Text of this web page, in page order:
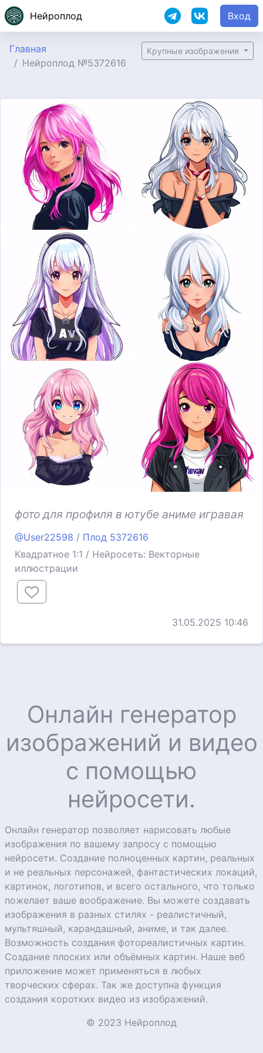
Нейроплод Вход
Главная
Нейроплод №5372616
Крупные изображения
фото для профиля в ютубе аниме игравая
@User22598 / Плод 5372616
Квадратное 1:1 / Нейросеть: Векторные
иллюстрации
31.05.2025 10:46
Онлайн генератор
изображений и видео
с помощью
нейросети.
Онлайн генератор позволяет нарисовать любые
изображения по вашему запросу с помощью
нейросети. Создание полноценных картин, реальных
и не реальных персонажей, фантастических локаций,
картинок, логотипов, и всего остального, что только
пожелает ваше воображение. Вы можете создавать
изображения в разных стилях - реалистичный,
мультяшный, карандашный, аниме, и так далее.
Возможность создания фотореалистичных картин.
Создание плоских или объёмных картин. Наше веб
приложение может применяться в любых
творческих сферах. Так же доступна функция
создания коротких видео из изображений.
© 2023 Нейроплод